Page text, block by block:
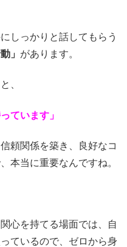
しっかりと話してもらう
」 があります。
、
ています」
頼関係を築き、良好なコ
本当に重要なんですね。
心を持てる場面では、自
ているので、ゼロから身